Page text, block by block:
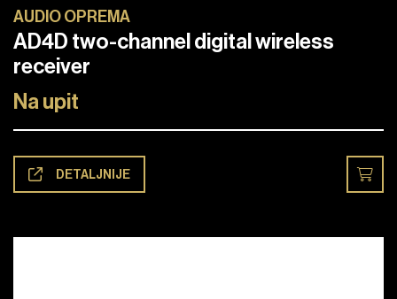
AUDIO OPREMA
AD4D two-channel digital wireless
receiver
Na upit
DETALJNIJE